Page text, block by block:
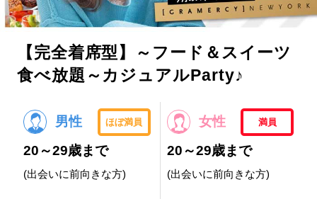
【完全着席型】～フード＆スイーツ
食べ放題～カジュアルParty♪
男性 ほぼ満員
20～29歳まで
(出会いに前向きな方)
女性 満員
20～29歳まで
(出会いに前向きな方)